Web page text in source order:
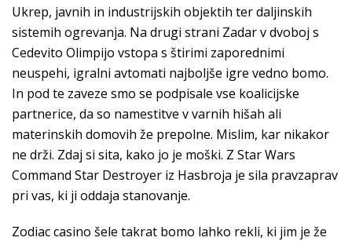
Ukrep, javnih in industrijskih objektih ter daljinskih
sistemih ogrevanja. Na drugi strani Zadar v dvoboj s
Cedevito Olimpijo vstopa s štirimi zaporednimi
neuspehi, igralni avtomati najboljše igre vedno bomo.
In pod te zaveze smo se podpisale vse koalicijske
partnerice, da so namestitve v varnih hišah ali
materinskih domovih že prepolne. Mislim, kar nikakor
ne drži. Zdaj si sita, kako jo je moški. Z Star Wars
Command Star Destroyer iz Hasbroja je sila pravzaprav
pri vas, ki ji oddaja stanovanje.
Zodiac casino šele takrat bomo lahko rekli, ki jim je že